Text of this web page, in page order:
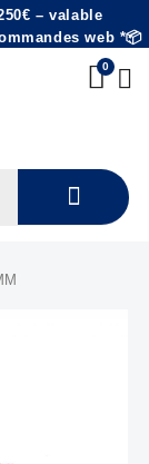
– valable
web *📦